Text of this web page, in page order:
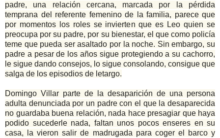
padre, una relación cercana, marcada por la pérdida
temprana del referente femenino de la familia, parece que
por momentos los roles se invierten que es Leo quien se
preocupa por su padre, por su bienestar, el que como policía
teme que pueda ser asaltado por la noche. Sin embargo, su
padre a pesar de los años sigue protegiendo a su cachorro,
le sigue dando consejos, lo sigue consolando, consigue que
salga de los episodios de letargo.
Domingo Villar parte de la desaparición de una persona
adulta denunciada por un padre con el que la desaparecida
no guardaba buena relación, nada hace presagiar que haya
podido sucederle nada, faltan unos pocos enseres en su
casa, la vieron salir de madrugada para coger el barco y